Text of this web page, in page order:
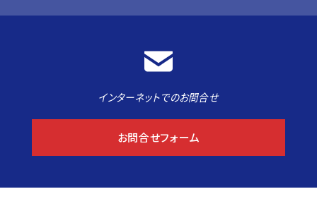
インターネットでのお問合せ
お問合せフォーム